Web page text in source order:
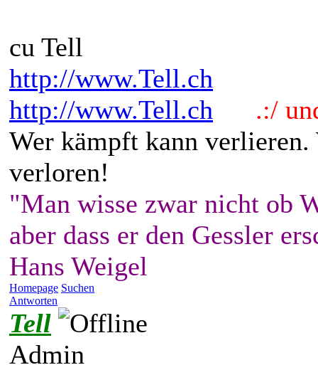
cu Tell
http://www.Tell.ch
http://www.Tell.ch
.:/
Wer kämpft kann
verloren!
"Man wisse zwar nicht ob
aber dass er den Gessler
Hans Weigel
Homepage Suchen
Antworten
Tell
Admin